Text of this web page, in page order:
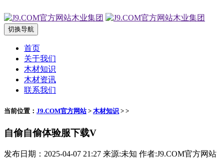
切换导航
首页
关于我们
木材知识
木材资讯
联系我们
当前位置： J9.COM官方网站> 木材知识 > >
自偷自偷体验服下载V
发布日期：2025-04-07 21:27 来源:未知 作者:J9.COM官方网站